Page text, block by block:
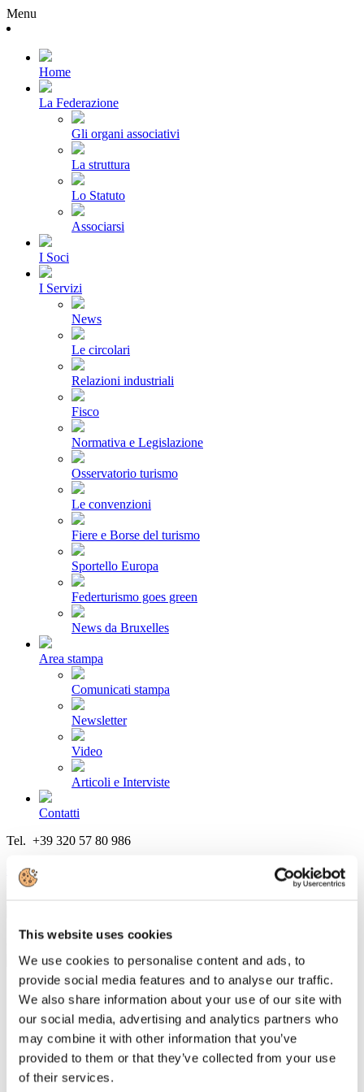
This website uses cookies
We use cookies to personalise content and ads, to
provide social media features and to analyse our traffic.
We also share information about your use of our site with
our social media, advertising and analytics partners who
may combine it with other information that you’ve
provided to them or that they’ve collected from your use
of their services.
Menu
Home
La Federazione
Gli organi associativi
La struttura
Lo Statuto
Associarsi
I Soci
I Servizi
News
Le circolari
Relazioni industriali
Fisco
Normativa e Legislazione
Osservatorio turismo
Le convenzioni
Fiere e Borse del turismo
Sportello Europa
Federturismo goes green
News da Bruxelles
Area stampa
Comunicati stampa
Newsletter
Video
Articoli e Interviste
Contatti
Tel. +39 320 57 80 986
Come aderire
Login
Global blue: scontrino del tax free
shopping in crescita nel primo trimestre
2019